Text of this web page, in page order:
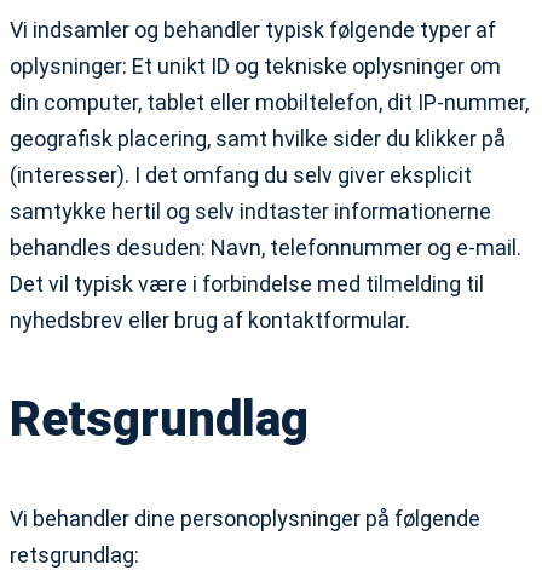
Vi indsamler og behandler typisk følgende typer af
oplysninger: Et unikt ID og tekniske oplysninger om
din computer, tablet eller mobiltelefon, dit IP-nummer,
geografisk placering, samt hvilke sider du klikker på
(interesser). I det omfang du selv giver eksplicit
samtykke hertil og selv indtaster informationerne
behandles desuden: Navn, telefonnummer og e-mail.
Det vil typisk være i forbindelse med tilmelding til
nyhedsbrev eller brug af kontaktformular.
Retsgrundlag
Vi behandler dine personoplysninger på følgende
retsgrundlag: